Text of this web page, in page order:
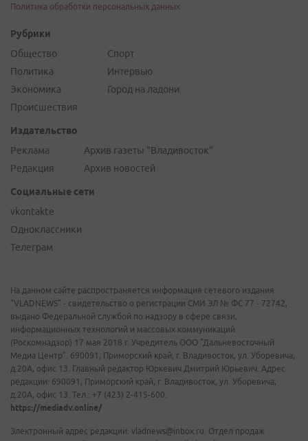
Политика обработки персональных данных
Рубрики
Общество
Политика
Экономика
Происшествия
Спорт
Интервью
Город на ладони
Издательство
Реклама
Редакция
Архив газеты "Владивосток"
Архив новостей
Социальные сети
vkontakte
Одноклассники
Телеграм
На данном сайте распространяется информация сетевого издания
"VLADNEWS" - свидетельство о регистрации СМИ ЭЛ № ФС 77 - 72742,
выдано Федеральной службой по надзору в сфере связи,
информационных технологий и массовых коммуникаций
(Роскомнадзор) 17 мая 2018 г. Учредитель ООО "Дальневосточный
Медиа Центр". 690091, Приморский край, г. Владивосток, ул. Уборевича,
д.20А, офис 13. Главный редактор Юркевич Дмитрий Юрьевич. Адрес
редакции: 690091, Приморский край, г. Владивосток, ул. Уборевича,
д.20А, офис 13. Тел.: +7 (423) 2-415-600.
https://mediadv.online/
Электронный адрес редакции: vladnews@inbox.ru. Отдел продаж